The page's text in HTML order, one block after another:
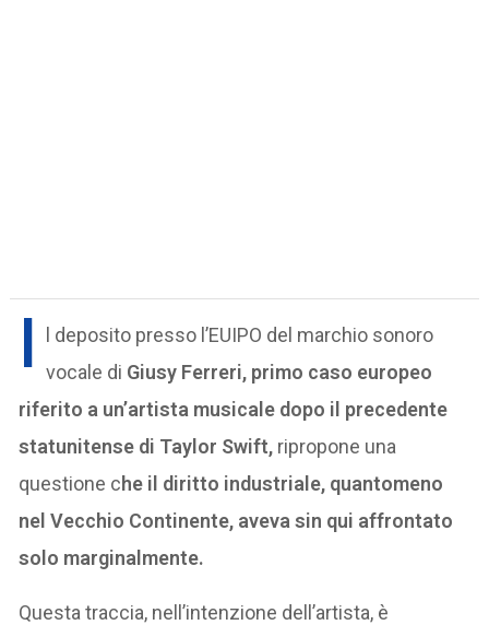
I
l deposito presso l’EUIPO del marchio sonoro
vocale di Giusy Ferreri, primo caso europeo
riferito a un’artista musicale dopo il precedente
statunitense di Taylor Swift, ripropone una
questione che il diritto industriale, quantomeno
nel Vecchio Continente, aveva sin qui affrontato
solo marginalmente.
Questa traccia, nell’intenzione dell’artista, è